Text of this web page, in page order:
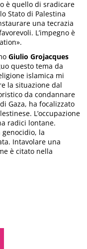
è quello di sradicare
Stato di Palestina
una tecrazia
L’impegno è
Giulio Grojacques
questo tema da
islamica mi
la situazione dal
da condannare
Gaza, ha focalizzato
L’occupazione
radici lontane.
la
Intavolare una
è citato nella